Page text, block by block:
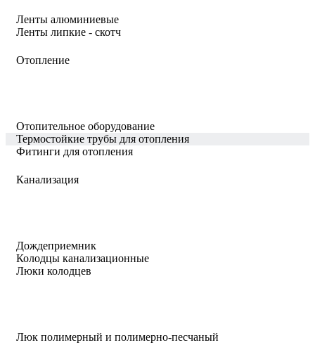
Ленты алюминиевые
Ленты липкие - скотч
Отопление
Отопительное оборудование
Термостойкие трубы для отопления
Фитинги для отопления
Канализация
Дождеприемник
Колодцы канализационные
Люки колодцев
Люк полимерный и полимерно-песчаный